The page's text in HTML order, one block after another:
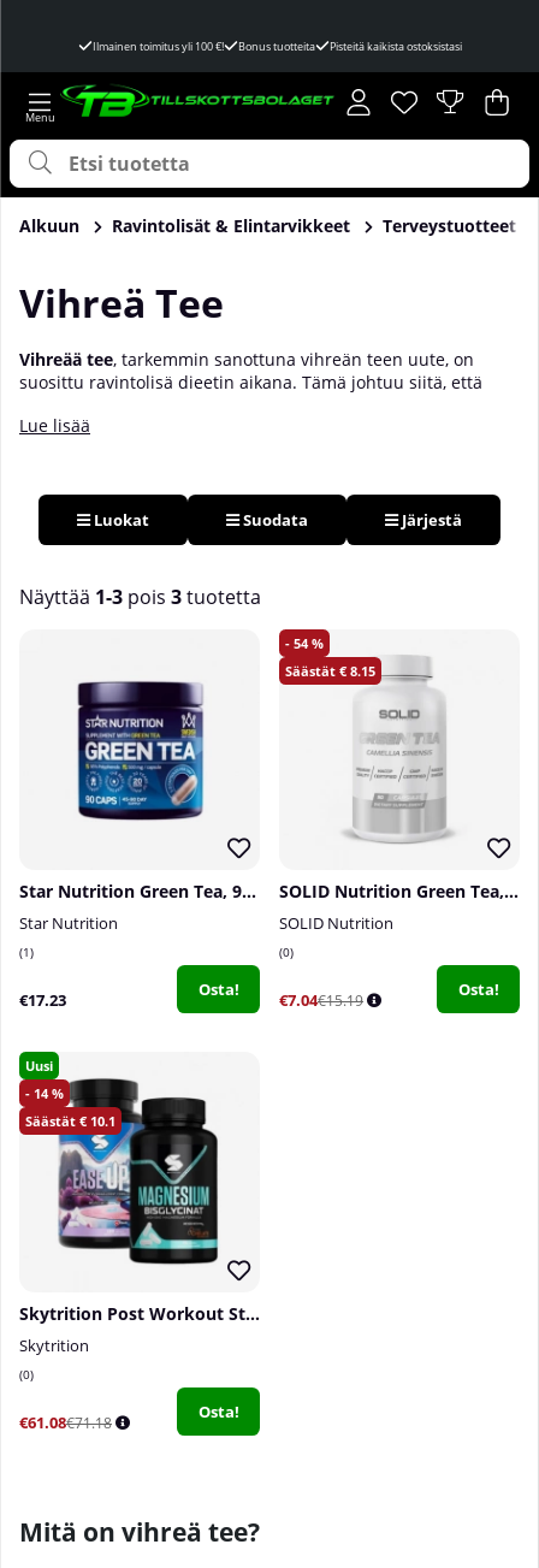
Ilmainen toimitus yli 100 €! Bonus tuotteita Pisteitä kaikista ostoksistasi
Toivelista
Lukumäärä
. .
Alkuun Ravintolisät & Elintarvikkeet Terveystuotteet
Vihreä Tee
Vihreää tee, tarkemmin sanottuna vihreän teen uute, on
suosittu ravintolisä dieetin aikana. Tämä johtuu siitä, että
aineenvaihduntaa, samalla kun se vähentää ruokahalua.
haluavat hyödyntää sen terveyttä edistäviä ominaisuuksia
ilman suurten vihreän teen määrien juomista. Uute sisältää
runsaasti antioksidantteja, jotka auttavat muun muassa
Tillskottsbolagetissa!
Lue lisää
Luokat Suodata Järjestä
Näyttää 1-3 pois 3tuotetta
Star Nutrition Green Tea, 90 caps
Star Nutrition
1
€17.23 Osta!
54
8.15
SOLID Nutrition Green Tea, 90 caps
SOLID Nutrition
0
€7.04€15.19
Osta!
Uusi
14
10.1
Skytrition Post Workout Stack
Skytrition
0
€61.08€71.18
Osta!
Mitä on vihreä tee?